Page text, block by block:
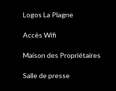
Logos La Plagne
Accès Wifi
Maison des Propriétaires
Salle de presse